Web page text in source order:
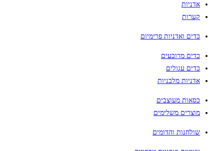
אדניות
קערות
כדים ואדניות פרימיום
כדים מרובעים
כדים עגולים
אדניות מלבניות
כסאות מעוצבים
מוצרים משלימים
שולחנות והדומים